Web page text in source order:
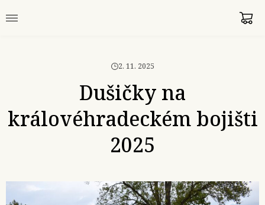
2. 11. 2025
Dušičky na
královéhradeckém bojišti
2025